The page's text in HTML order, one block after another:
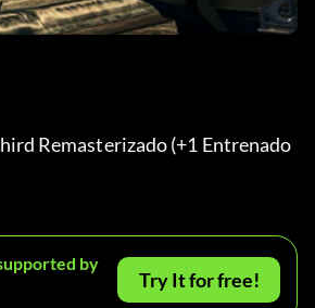
Remasterizado (+1 Entrenado
by
Try It for free!